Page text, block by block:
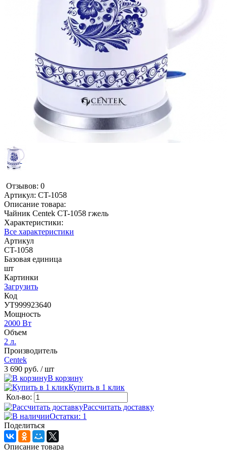
Отзывов: 0
Артикул: CT-1058
Описание товара:
Чайник Centek CT-1058 гжель
Характеристики:
Все характеристики
Артикул
CT-1058
Базовая единица
шт
Картинки
Загрузить
Код
УТ999923640
Мощность
2000 Вт
Объем
2 л.
Производитель
Centek
3 690 руб. / шт
В корзину
Купить в 1 клик
Кол-во:
Рассчитать доставку
Остатки: 1
Поделиться
Описание товара